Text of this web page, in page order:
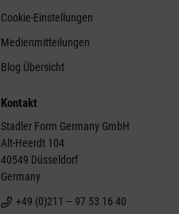
Cookie-Einstellungen
Medienmitteilungen
Blog Übersicht
Kontakt
Stadler Form Germany GmbH
Alt-Heerdt 104
40549 Düsseldorf
Germany
+49 (0)211 – 97 53 16 40